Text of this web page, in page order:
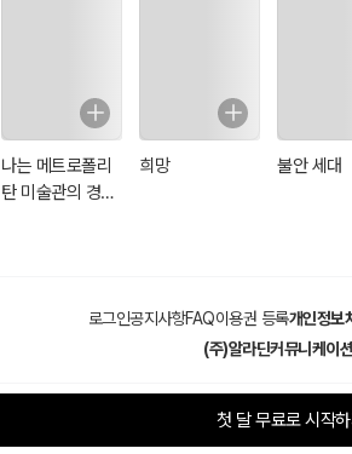
나는 메트로폴리
탄 미술관의 경비
희망 불안 세대
로그인공지사항FAQ이용권 등록개인정보
(주)알라딘커뮤니케이션
첫 달 무료로 시작하